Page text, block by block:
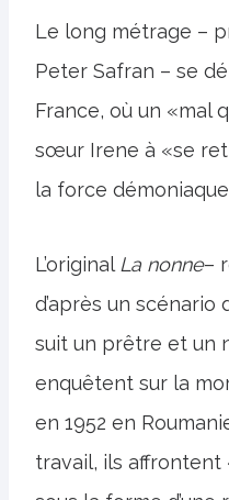
Le long métrage –
Peter Safran – se
France, où un «mal
sœur Irene à «se
la force
L’original La nonne–
d’après un scénario
suit un prêtre et un
enquêtent sur la
en 1952 en
travail, ils